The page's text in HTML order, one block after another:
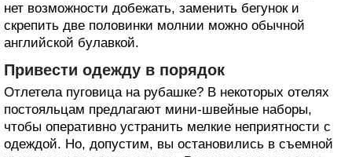
нет возможности добежать, заменить бегунок и
скрепить две половинки молнии можно обычной
английской булавкой.
Привести одежду в порядок
Отлетела пуговица на рубашке? В некоторых отелях
постояльцам предлагают мини-швейные наборы,
чтобы оперативно устранить мелкие неприятности с
одеждой. Но, допустим, вы остановились в съемной